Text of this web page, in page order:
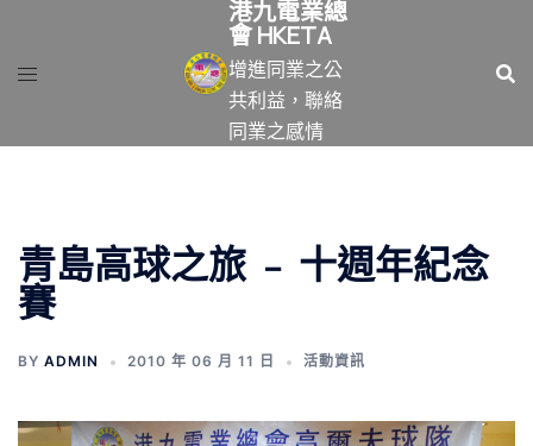
港九電業總
會 HKETA
增進同業之公
共利益，聯絡
同業之感情
青島高球之旅 ﹣ 十週年紀念
賽
BY ADMIN 2010 年 06 月 11 日 活動資訊